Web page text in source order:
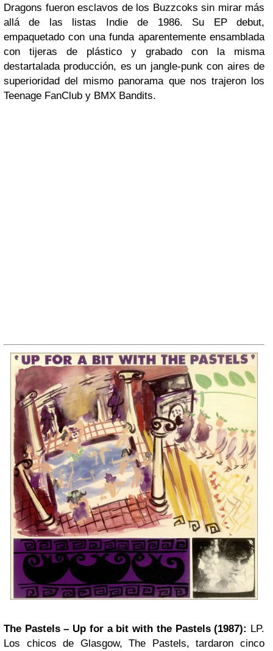
Dragons fueron esclavos de los Buzzcoks sin mirar más
allá de las listas Indie de 1986. Su EP debut,
empaquetado con una funda aparentemente ensamblada
con tijeras de plástico y grabado con la misma
destartalada producción, es un jangle-punk con aires de
superioridad del mismo panorama que nos trajeron los
Teenage FanClub y BMX Bandits.
The Pastels – Up for a bit with the Pastels (1987): LP.
Los chicos de Glasgow, The Pastels, tardaron cinco